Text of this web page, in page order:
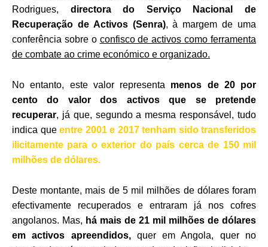
Rodrigues, directora do Serviço Nacional de
Recuperação de Activos (Senra), à margem de uma
conferência sobre o confisco de activos como ferramenta
de combate ao crime económico e organizado.
No entanto, este valor representa menos de 20 por
cento do valor dos activos que se pretende
recuperar, já que, segundo a mesma responsável, tudo
indica que entre 2001 e 2017 tenham sido transferidos
ilicitamente para o exterior do país cerca de 150 mil
milhões de dólares.
Deste montante, mais de 5 mil milhões de dólares foram
efectivamente recuperados e entraram já nos cofres
angolanos. Mas, há mais de 21 mil milhões de dólares
em activos apreendidos,quer em Angola, quer no